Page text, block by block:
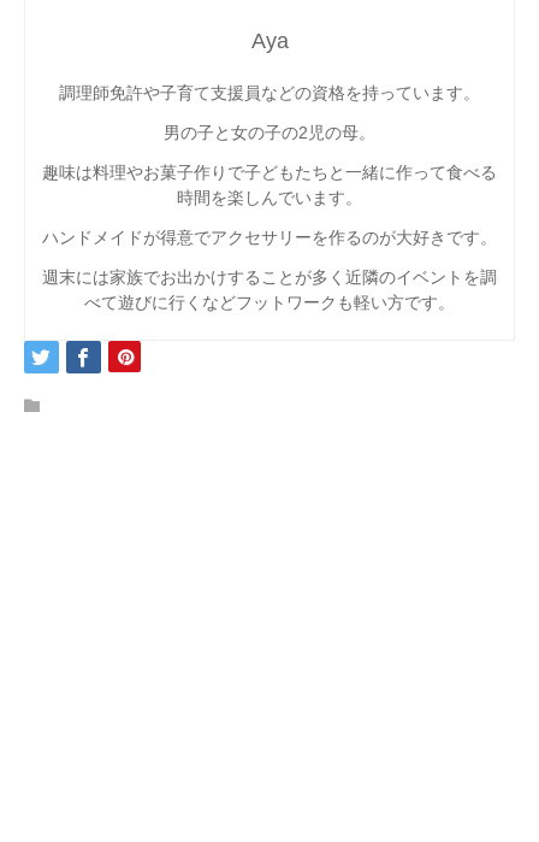
Aya
調理師免許や子育て支援員などの資格を持っています。
男の子と女の子の2児の母。
趣味は料理やお菓子作りで子どもたちと一緒に作って食べる
時間を楽しんでいます。
ハンドメイドが得意でアクセサリーを作るのが大好きです。
週末には家族でお出かけすることが多く近隣のイベントを調
べて遊びに行くなどフットワークも軽い方です。